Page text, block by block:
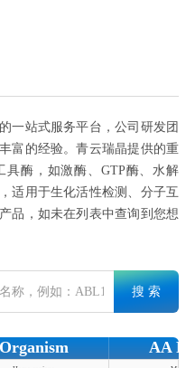
一站式服务平台，公司研发团
富的经验。青云瑞晶提供的重
酶，如激酶、GTP酶、水解
适用于生化活性检测、分子互
品，如未在列表中查询到您想
搜 索
Organism AA